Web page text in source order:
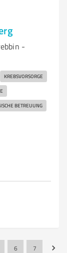
-
KREBSVORSORGE
BETREUUNG
6 7